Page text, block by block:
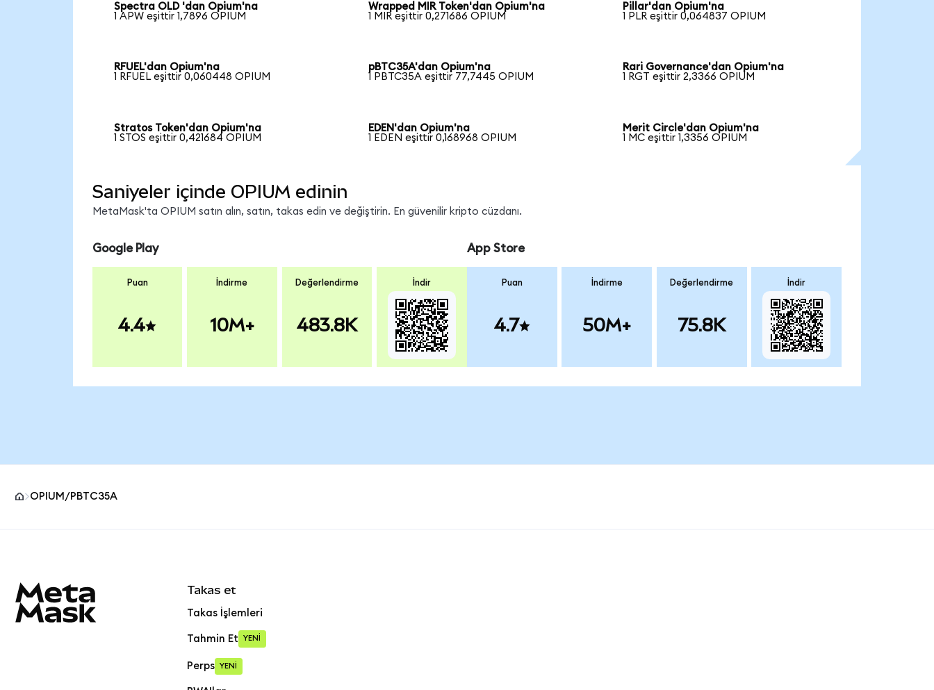
Spectra OLD 'dan Opium'na
1 APW eşittir 1,7896 OPIUM
Wrapped MIR Token'dan Opium'na
1 MIR eşittir 0,271686 OPIUM
Pillar'dan Opium'na
1 PLR eşittir 0,064837 OPIUM
RFUEL'dan Opium'na
1 RFUEL eşittir 0,060448 OPIUM
pBTC35A'dan Opium'na
1 PBTC35A eşittir 77,7445 OPIUM
Rari Governance'dan Opium'na
1 RGT eşittir 2,3366 OPIUM
Stratos Token'dan Opium'na
1 STOS eşittir 0,421684 OPIUM
EDEN'dan Opium'na
1 EDEN eşittir 0,168968 OPIUM
Merit Circle'dan Opium'na
1 MC eşittir 1,3356 OPIUM
Saniyeler içinde OPIUM edinin
MetaMask'ta OPIUM satın alın, satın, takas edin ve değiştirin. En güvenilir kripto cüzdanı.
Google Play
Puan
4.4
İndirme
10M+
Değerlendirme
483.8K
İndir
App Store
Puan
4.7
İndirme
50M+
Değerlendirme
75.8K
İndir
OPIUM/PBTC35A
Takas et
Takas İşlemleri
Tahmin Et YENİ
Perps YENİ